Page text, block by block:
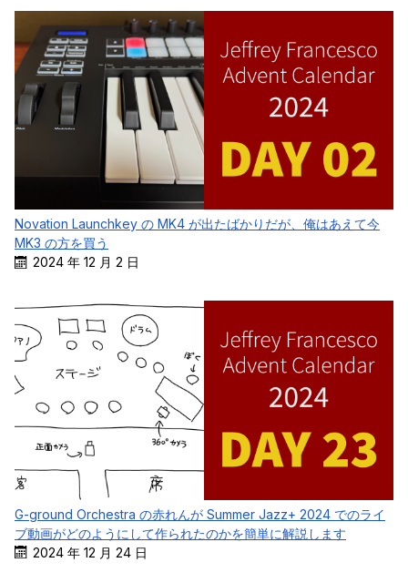
Novation Launchkey の MK4 が出たばかりだが、俺はあえて今
MK3 の方を買う
2024 年 12 月 2 日
G-ground Orchestra の赤れんが Summer Jazz+ 2024 でのライ
ブ動画がどのようにして作られたのかを簡単に解説します
2024 年 12 月 24 日